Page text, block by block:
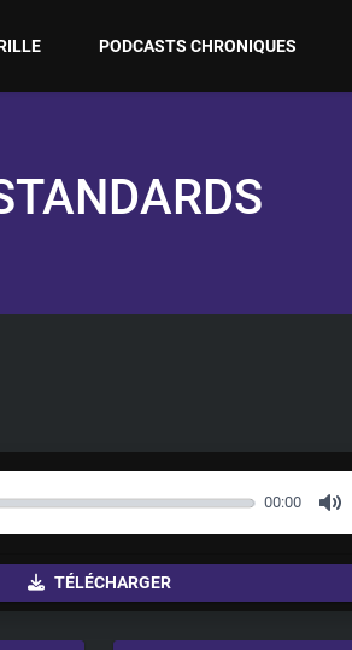
PODCASTS CHRONIQUES
00:00
M
u
TÉLÉCHARGER